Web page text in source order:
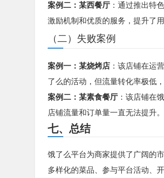
案例二：某西餐厅 ：通过推出特
激励机制和优质的服务，提升了
（二）失败案例
案例一：某烧烤店 ：该店铺在运
了么的活动，但流量转化率极低
案例二：某素食餐厅 ：该店铺在
店铺流量和订单量一直无法提升。
七、总结
饿了么平台为商家提供了广阔的
多样化的菜品、参与平台活动、